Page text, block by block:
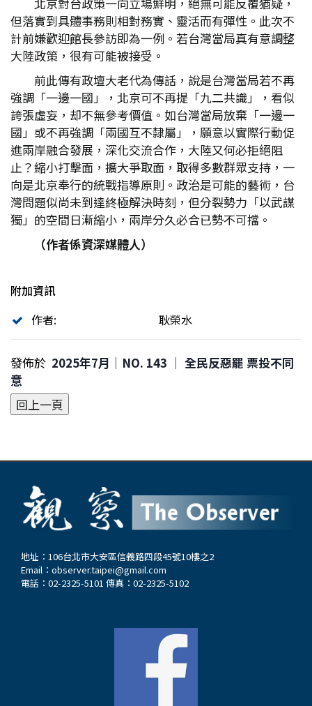
但落實到具體事務則相對務實、靈活而有彈性。此次不
計前嫌歡迎館長參訪即為一例。若台灣當局真有意調整
大陸政策，很有可能被接受。
前此傳有政壇大老代為傳話，說是台灣當局若不再
強調「一邊一國」，北京可不再提「九二共識」，看似
誇張虛妄，却不無參考價值。如台灣當局放棄「一邊一
國」或不再強調「兩國互不隸屬」，願意以實際行動促
進兩岸融合發展，深化交流合作，大陸又何必拒絕阻
止？縮小打擊面，擴大爭取面，取得多數群眾支持，一
向是北京奉行的統戰指導原則。政治是可能的藝術，台
灣問題似尚未到達終極解決時刻，但分裂勢力「以武謀
獨」的空間日漸縮小，兩岸分久必合已勢不可擋。
（作者係資深媒體人）
附加資訊
作者:
耿榮水
發佈於 2025年7月｜NO. 143 │ 全民反惡罷 票投不同
意
地址：106台北市大安區信義路四段45號10樓之2
Email： observer.taipei@gmail.com
電話：02-2325-5101 傳真：02-2325-5102